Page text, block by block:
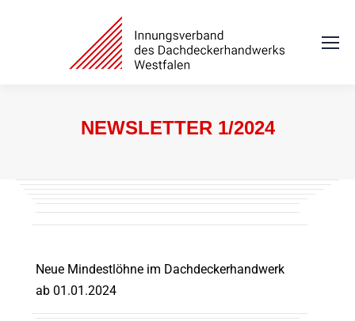
NEWSLETTER 1/2024
Neue Mindestlöhne im Dachdeckerhandwerk
ab 01.01.2024